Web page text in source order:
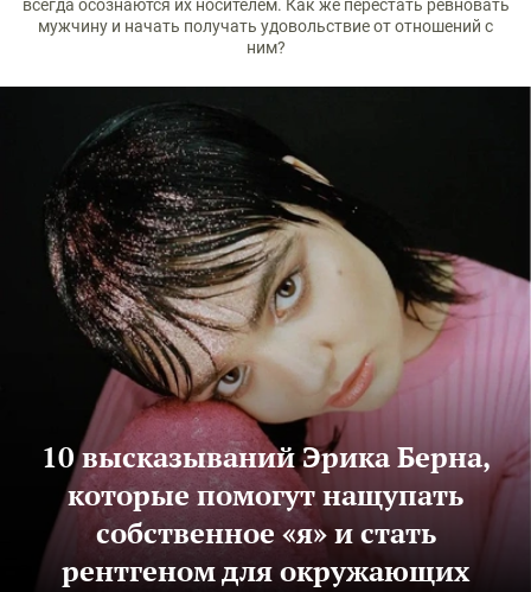
всегда осознаются их носителем. Как же перестать ревновать
мужчину и начать получать удовольствие от отношений с
ним?
10 высказываний Эрика Берна,
которые помогут нащупать
собственное «я» и стать
рентгеном для окружающих